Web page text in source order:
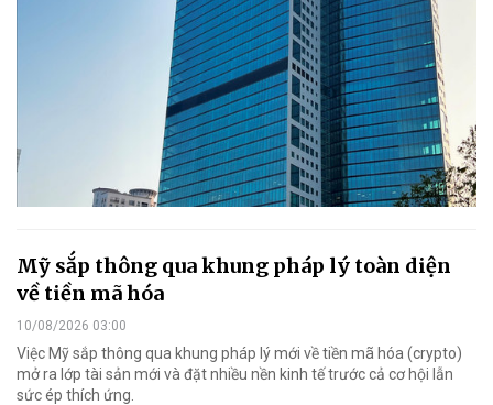
Mỹ sắp thông qua khung pháp lý toàn diện
về tiền mã hóa
10/08/2026 03:00
Việc Mỹ sắp thông qua khung pháp lý mới về tiền mã hóa (crypto)
mở ra lớp tài sản mới và đặt nhiều nền kinh tế trước cả cơ hội lẫn
sức ép thích ứng.